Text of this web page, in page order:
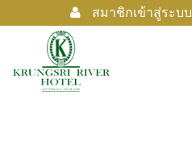
สมาชิกเข้าสู่ระบบ